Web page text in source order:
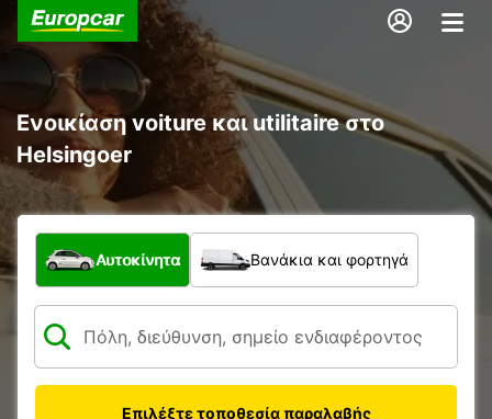
Ενοικίαση voiture και utilitaire στο
Helsingoer
Τι τύπος οχήματος;
Αυτοκίνητα Βανάκια και φορτηγά
Επιλέξτε τοποθεσία παραλαβής